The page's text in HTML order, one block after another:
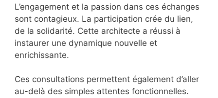
L’engagement et la passion dans ces échanges
sont contagieux. La participation crée du lien,
de la solidarité. Cette architecte a réussi à
instaurer une dynamique nouvelle et
enrichissante.
Ces consultations permettent également d’aller
au-delà des simples attentes fonctionnelles.